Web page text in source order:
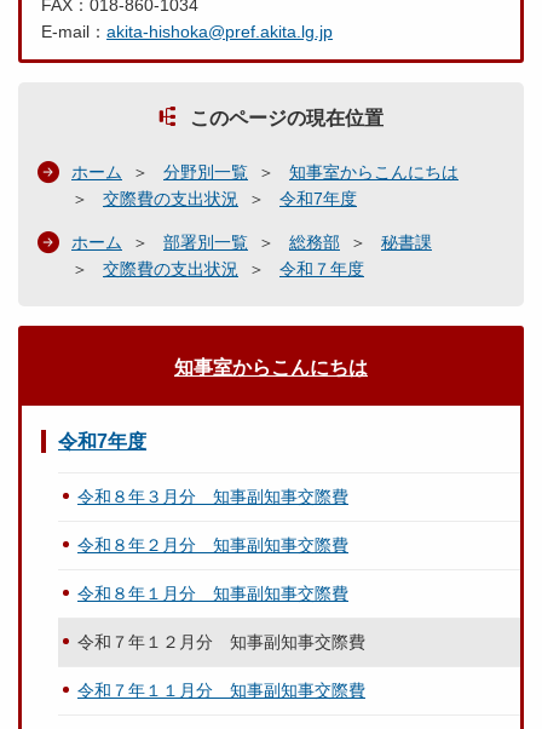
FAX：018-860-1034
E-mail： akita-hishoka@pref.akita.lg.jp
このページの現在位置
ホーム 分野別一覧
知事室からこんにちは
交際費の支出状況
令和7年度
ホーム 部署別一覧 総務部
秘書課
交際費の支出状況
令和７年度
知事室からこんにちは
令和7年度
令和８年３月分 知事副知事交際費
令和８年２月分 知事副知事交際費
令和８年１月分 知事副知事交際費
令和７年１２月分 知事副知事交際費
令和７年１１月分 知事副知事交際費